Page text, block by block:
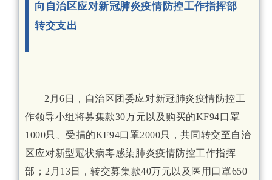
向自治区应对新冠肺炎疫情防控工作指挥部
转交支出
2月6日，自治区团委应对新冠肺炎疫情防控工
作领导小组将募集款30万元以及购买的KF94口罩
1000只、受捐的KF94口罩2000只，共同转交至自治
区应对新型冠状病毒感染肺炎疫情防控工作指挥
部；2月13日，转交募集款40万元以及医用口罩650